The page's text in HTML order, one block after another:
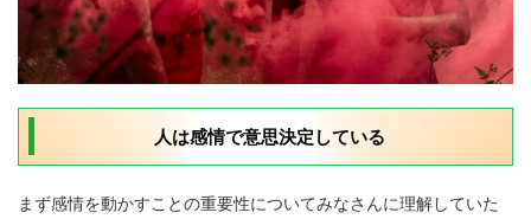
人は感情で意思決定している
まず感情を動かすことの重要性についてみなさんに理解していた